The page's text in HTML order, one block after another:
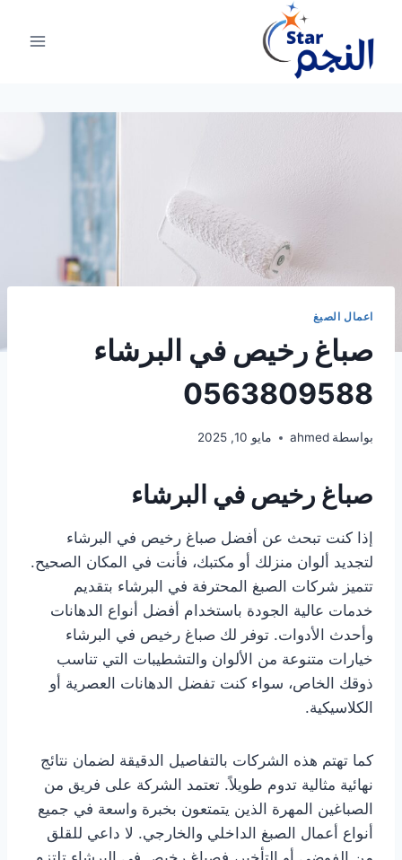
المحتوى
اعمال الصبغ
صباغ رخيص في البرشاء
0563809588
بواسطة ahmed مايو 10, 2025
صباغ رخيص في البرشاء
إذا كنت تبحث عن أفضل صباغ رخيص في البرشاء
لتجديد ألوان منزلك أو مكتبك، فأنت في المكان الصحيح.
تتميز شركات الصبغ المحترفة في البرشاء بتقديم
خدمات عالية الجودة باستخدام أفضل أنواع الدهانات
وأحدث الأدوات. توفر لك صباغ رخيص في البرشاء
خيارات متنوعة من الألوان والتشطيبات التي تناسب
ذوقك الخاص، سواء كنت تفضل الدهانات العصرية أو
الكلاسيكية.
كما تهتم هذه الشركات بالتفاصيل الدقيقة لضمان نتائج
نهائية مثالية تدوم طويلاً. تعتمد الشركة على فريق من
الصباغين المهرة الذين يتمتعون بخبرة واسعة في جميع
أنواع أعمال الصبغ الداخلي والخارجي. لا داعي للقلق